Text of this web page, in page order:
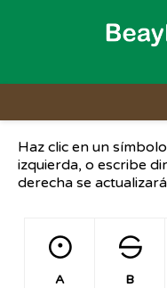
Haz clic en un
izquierda, o escribe
derecha se
A
A
B
B